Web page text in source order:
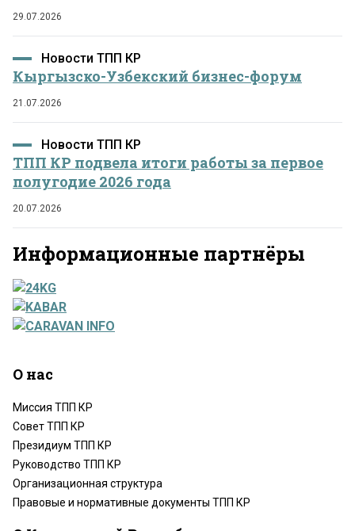
29.07.2026
Новости ТПП КР
Кыргызско-Узбекский бизнес-форум
21.07.2026
Новости ТПП КР
ТПП КР подвела итоги работы за первое
полугодие 2026 года
20.07.2026
Информационные партнёры
О нас
Миссия ТПП КР
Совет ТПП КР
Президиум ТПП КР
Руководство ТПП КР
Организационная структура
Правовые и нормативные документы ТПП КР